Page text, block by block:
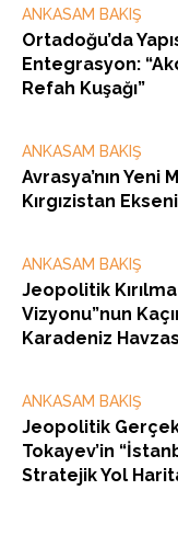
ANKASAM BAKIŞ
Ortadoğu’da
Entegrasyon:
Refah Kuşağı”
ANKASAM BAKIŞ
Avrasya’nın
Kırgızistan
ANKASAM BAKIŞ
Jeopolitik
Vizyonu”nun
Karadeniz
ANKASAM BAKIŞ
Jeopolitik
Tokayev’in
Stratejik Yol